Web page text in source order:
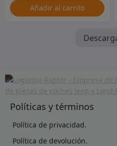
Añadir al carrito
Políticas y términos
Política de privacidad.
Política de devolución.